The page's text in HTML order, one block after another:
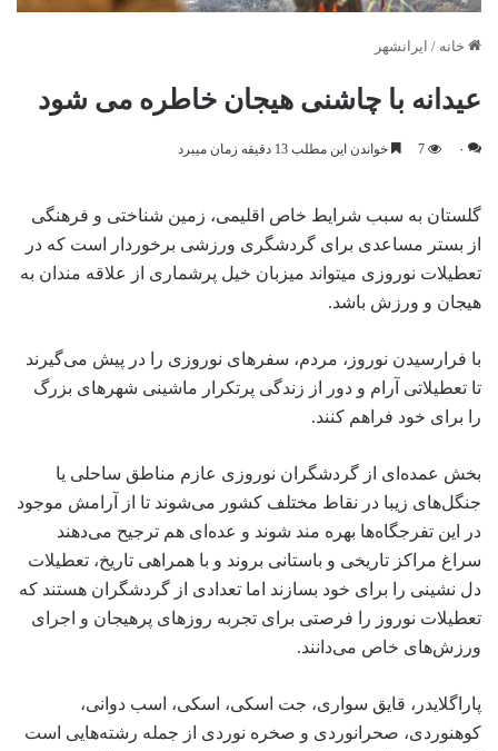
خانه / ایرانشهر
عیدانه با چاشنی هیجان خاطره می شود
۰ 7 خواندن این مطلب 13 دقیقه زمان میبرد
گلستان به سبب شرایط خاص اقلیمی، زمین شناختی و فرهنگی
از بستر مساعدی برای گردشگری ورزشی برخوردار است که در
تعطیلات نوروزی میتواند میزبان خیل پرشماری از علاقه مندان به
هیجان و ورزش باشد.
با فرارسیدن نوروز، مردم، سفرهای نوروزی را در پیش می‌گیرند
تا تعطیلاتی آرام و دور از زندگی پرتکرار ماشینی شهرهای بزرگ
را برای خود فراهم کنند.
بخش عمده‌ای از گردشگران نوروزی عازم مناطق ساحلی یا
جنگل‌های زیبا در نقاط مختلف کشور می‌شوند تا از آرامش موجود
در این تفرجگاه‌ها بهره مند شوند و عده‌ای هم ترجیح می‌دهند
سراغ مراکز تاریخی و باستانی بروند و با همراهی تاریخ، تعطیلات
دل نشینی را برای خود بسازند اما تعدادی از گردشگران هستند که
تعطیلات نوروز را فرصتی برای تجربه روزهای پرهیجان و اجرای
ورزش‌های خاص می‌دانند.
پاراگلایدر، قایق سواری، جت اسکی، اسکی، اسب دوانی،
کوهنوردی، صحرانوردی و صخره نوردی از جمله رشته‌هایی است